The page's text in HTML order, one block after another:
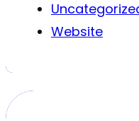
Website